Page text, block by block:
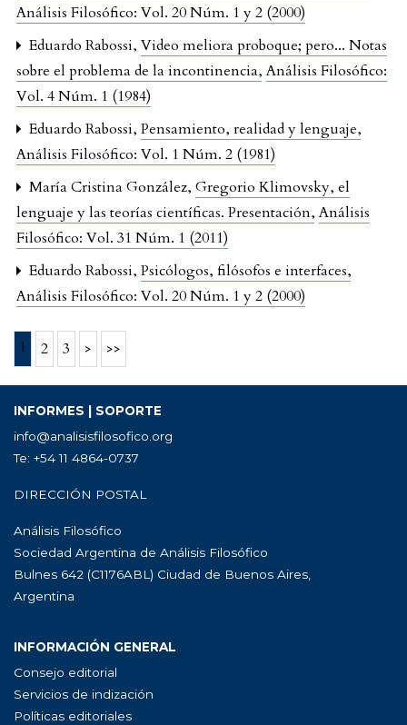
Análisis Filosófico: Vol. 20 Núm. 1 y 2 (2000)
Eduardo Rabossi, Video meliora proboque; pero... Notas
sobre el problema de la incontinencia,Análisis Filosófico:
Vol. 4 Núm. 1 (1984)
Eduardo Rabossi, Pensamiento, realidad y lenguaje,
Análisis Filosófico: Vol. 1 Núm. 2 (1981)
María Cristina González, Gregorio Klimovsky, el
lenguaje y las teorías científicas. Presentación,Análisis
Filosófico: Vol. 31 Núm. 1 (2011)
Eduardo Rabossi, Psicólogos, filósofos e interfaces,
Análisis Filosófico: Vol. 20 Núm. 1 y 2 (2000)
1 2 3 > >>
INFORMES | SOPORTE
info@analisisfilosofico.org
Te: +54 11 4864-0737
DIRECCIÓN POSTAL
Análisis Filosófico
Sociedad Argentina de Análisis Filosófico
Bulnes 642 (C1176ABL) Ciudad de Buenos Aires,
Argentina
INFORMACIÓN GENERAL
Consejo editorial
Servicios de indización
Políticas editoriales